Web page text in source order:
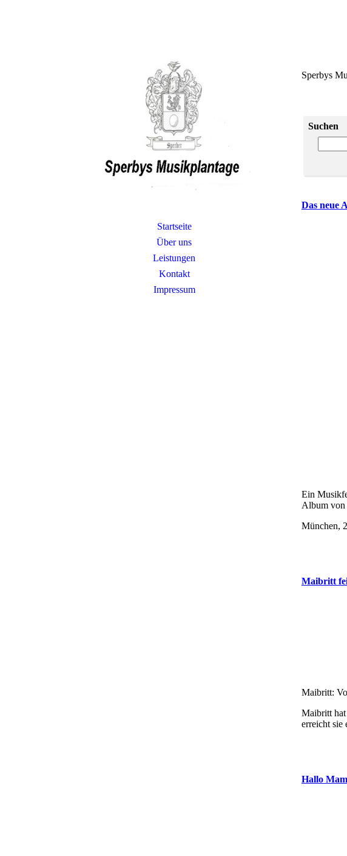
Startseite
Über uns
Leistungen
Kontakt
Impressum
Sperbys
Suchen
Das neue
Ein
Album von
München,
Maibritt
Maibritt:
Maibritt hat
erreicht sie
Hallo